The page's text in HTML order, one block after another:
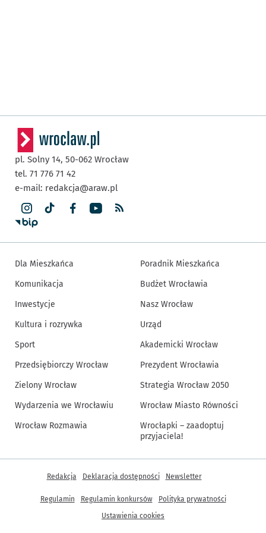
pl. Solny 14, 50-062 Wrocław
tel. 71 776 71 42
e-mail: redakcja@araw.pl
Dla Mieszkańca
Komunikacja
Inwestycje
Kultura i rozrywka
Sport
Przedsiębiorczy Wrocław
Zielony Wrocław
Wydarzenia we Wrocławiu
Wrocław Rozmawia
Poradnik Mieszkańca
Budżet Wrocławia
Nasz Wrocław
Urząd
Akademicki Wrocław
Prezydent Wrocławia
Strategia Wrocław 2050
Wrocław Miasto Równości
Wrocłapki – zaadoptuj
przyjaciela!
Inne informacje
Redakcja Deklaracja dostępności Newsletter
Regulamin Regulamin konkursów
Polityka prywatności
Ustawienia cookies